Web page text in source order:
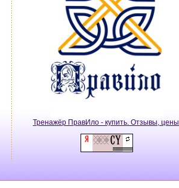
Тренажёр ПравИло - купить. Отзывы, цены.